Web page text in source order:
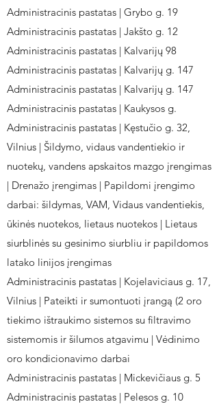
Administracinis pastatas | Grybo g. 19
Administracinis pastatas | Jakšto g. 12
Administracinis pastatas | Kalvarijų 98
Administracinis pastatas | Kalvarijų g. 147
Administracinis pastatas | Kalvarijų g. 147
Administracinis pastatas | Kaukysos g.
Administracinis pastatas | Kęstučio g. 32,
Vilnius | Šildymo, vidaus vandentiekio ir
nuotekų, vandens apskaitos mazgo įrengimas
| Drenažo įrengimas | Papildomi įrengimo
darbai: šildymas, VAM, Vidaus vandentiekis,
ūkinės nuotekos, lietaus nuotekos | Lietaus
siurblinės su gesinimo siurbliu ir papildomos
latako linijos įrengimas
Administracinis pastatas | Kojelaviciaus g. 17,
Vilnius | Pateikti ir sumontuoti įrangą (2 oro
tiekimo ištraukimo sistemos su filtravimo
sistemomis ir šilumos atgavimu | Vėdinimo
oro kondicionavimo darbai
Administracinis pastatas | Mickevičiaus g. 5
Administracinis pastatas | Pelesos g. 10